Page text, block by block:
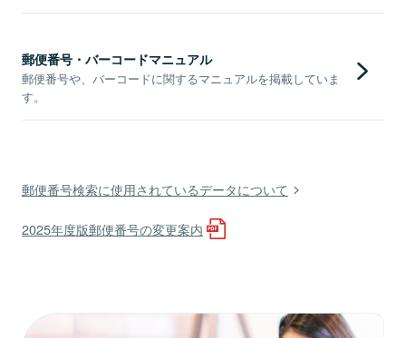
郵便番号・バーコードマニュアル
郵便番号や、バーコードに関するマニュアルを掲載していま
す。
郵便番号検索に使用されているデータについて
2025年度版郵便番号の変更案内